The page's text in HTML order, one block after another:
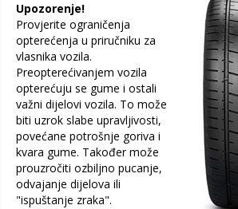
Upozorenje!
Provjerite ograničenja
opterećenja u priručniku za
vlasnika vozila.
Preopterećivanjem vozila
opterećuju se gume i ostali
važni dijelovi vozila. To može
biti uzrok slabe upravljivosti,
povećane potrošnje goriva i
kvara gume. Također može
prouzročiti ozbiljno pucanje,
odvajanje dijelova ili
"ispuštanje zraka".